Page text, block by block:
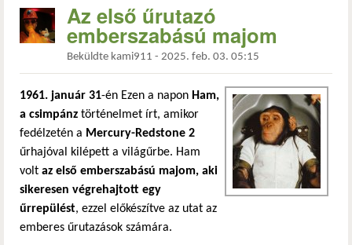
Az első űrutazó
emberszabású majom
Beküldte kami911 - 2025. feb. 03. 05:15
1961. január 31-én Ezen a napon Ham,
a csimpánz történelmet írt, amikor
fedélzetén a Mercury-Redstone 2
űrhajóval kilépett a világűrbe. Ham
volt az első emberszabású majom, aki
sikeresen végrehajtott egy
űrrepülést, ezzel előkészítve az utat az
emberes űrutazások számára.